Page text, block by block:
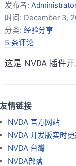
发布者: Administrator
时间: December 3,
分类: 经验分享
5 条评论
这是 NVDA 插件开
友情链接
NVDA 官方网站
NVDA 开发版实时
NVDA 台灣
NVDA部落